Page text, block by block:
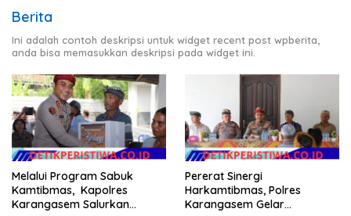
Berita
Ini adalah contoh deskripsi untuk widget recent post wpberita,
anda bisa memasukkan deskripsi pada widget ini.
Melalui Program Sabuk
Kamtibmas, Kapolres
Karangasem Salurkan
Pererat Sinergi
Harkamtibmas, Polres
Karangasem Gelar